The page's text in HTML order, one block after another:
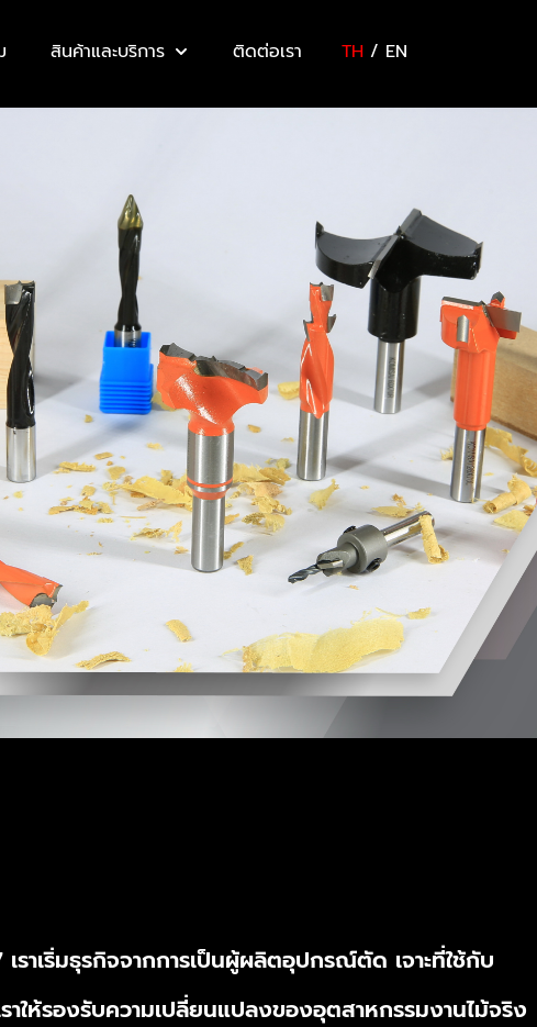
สินค้าและบริการ ติดต่อเรา TH / EN
เราเริ่มธุรกิจจากการเป็นผู้ผลิตอุปกรณ์ตัด เจาะที่ใช้กับ
ให้รองรับความเปลี่ยนแปลงของอุตสาหกรรมงานไม้จริง